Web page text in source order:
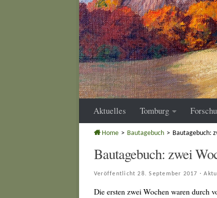
Aktuelles Tomburg
Home > Bautagebuch > Bautagebuch:
Bautagebuch: zwei
Veröffentlicht28. September 2017 ·
Die ersten zwei Wochen waren durch